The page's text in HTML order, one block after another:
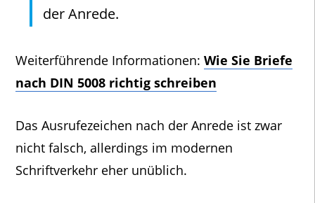
der Anrede.
Weiterführende Informationen: Wie Sie Briefe
nach DIN 5008 richtig schreiben
Das Ausrufezeichen nach der Anrede ist zwar
nicht falsch, allerdings im modernen
Schriftverkehr eher unüblich.